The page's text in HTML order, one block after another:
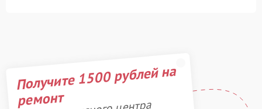
Получите 1500 рублей на
ремонт